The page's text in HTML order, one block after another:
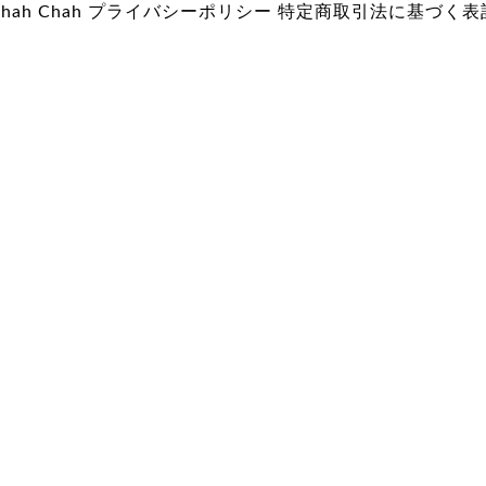
Chah プライバシーポリシー 特定商取引法に基づく表